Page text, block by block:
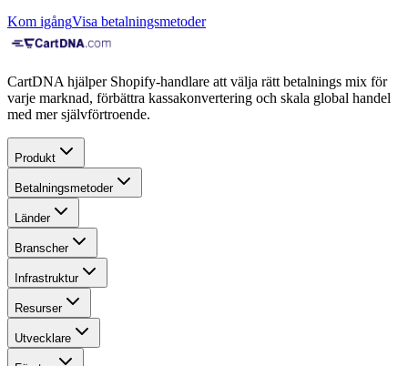
Kom igångVisa betalningsmetoder
CartDNA hjälper Shopify-handlare att välja rätt betalnings mix för
varje marknad, förbättra kassakonvertering och skala global handel
med mer självförtroende.
Produkt
Betalningsmetoder
Länder
Branscher
Infrastruktur
Resurser
Utvecklare